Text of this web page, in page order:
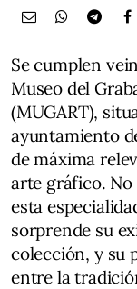
Se cumplen
Museo del
(MUGART),
ayuntamiento
de máxima
arte gráfico. No
esta
sorprende su
colección, y su
entre la